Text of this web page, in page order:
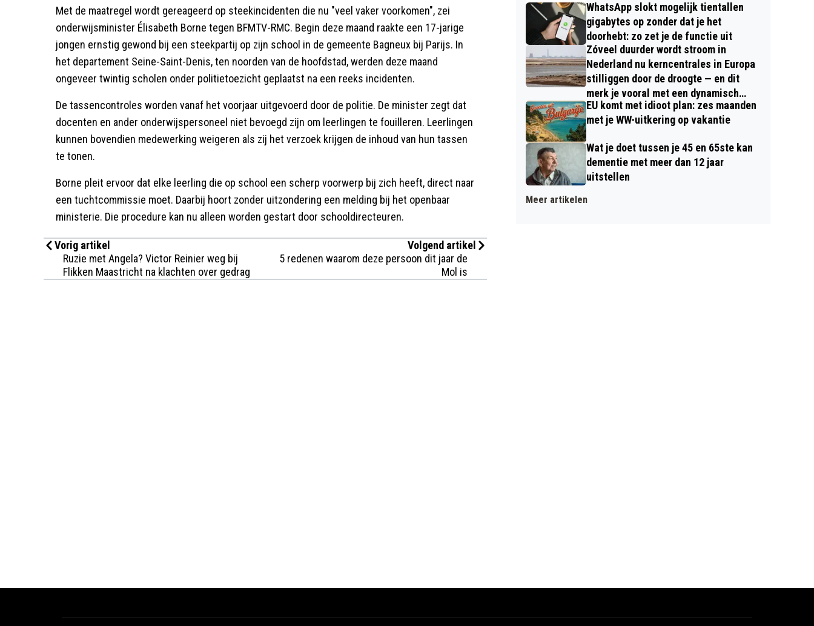
Met de maatregel wordt gereageerd op steekincidenten die nu "veel vaker voorkomen", zei
onderwijsminister Élisabeth Borne tegen BFMTV-RMC. Begin deze maand raakte een 17-jarige
jongen ernstig gewond bij een steekpartij op zijn school in de gemeente Bagneux bij Parijs. In
het departement Seine-Saint-Denis, ten noorden van de hoofdstad, werden deze maand
ongeveer twintig scholen onder politietoezicht geplaatst na een reeks incidenten.
De tassencontroles worden vanaf het voorjaar uitgevoerd door de politie. De minister zegt dat
docenten en ander onderwijspersoneel niet bevoegd zijn om leerlingen te fouilleren. Leerlingen
kunnen bovendien medewerking weigeren als zij het verzoek krijgen de inhoud van hun tassen
te tonen.
Borne pleit ervoor dat elke leerling die op school een scherp voorwerp bij zich heeft, direct naar
een tuchtcommissie moet. Daarbij hoort zonder uitzondering een melding bij het openbaar
ministerie. Die procedure kan nu alleen worden gestart door schooldirecteuren.
Vorig artikel
Ruzie met Angela? Victor Reinier weg bij
Flikken Maastricht na klachten over gedrag
Volgend artikel
5 redenen waarom deze persoon dit jaar de
Mol is
WhatsApp slokt mogelijk tientallen
gigabytes op zonder dat je het
doorhebt: zo zet je de functie uit
Zóveel duurder wordt stroom in
Nederland nu kerncentrales in Europa
stilliggen door de droogte — en dit
merk je vooral met een dynamisch
contract
EU komt met idioot plan: zes maanden
met je WW-uitkering op vakantie
Wat je doet tussen je 45 en 65ste kan
dementie met meer dan 12 jaar
uitstellen
Meer artikelen